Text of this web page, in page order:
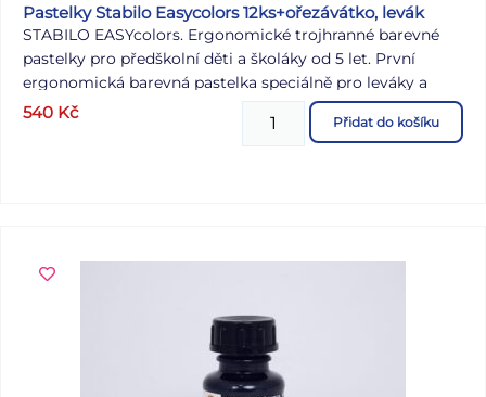
Pastelky Stabilo Easycolors 12ks+ořezávátko, levák
STABILO EASYcolors. Ergonomické trojhranné barevné
pastelky pro předškolní děti a školáky od 5 let. První
ergonomická barevná pastelka speciálně pro leváky a
praváky. Trojhranný tvar a neklouzavé úchopové plošky
zajišťují uvolněné držení ruky. Žlutý nebo červený konec
540 Kč Přidat do košíku